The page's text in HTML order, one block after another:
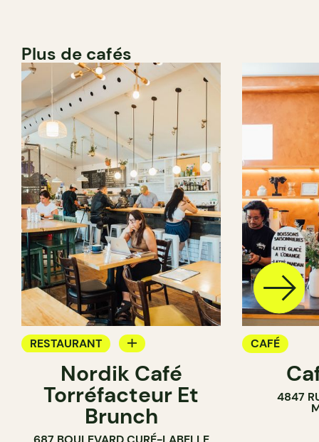
Plus de cafés
RESTAURANT
Nordik Café
Torréfacteur Et
Brunch
CAFÉ
4847